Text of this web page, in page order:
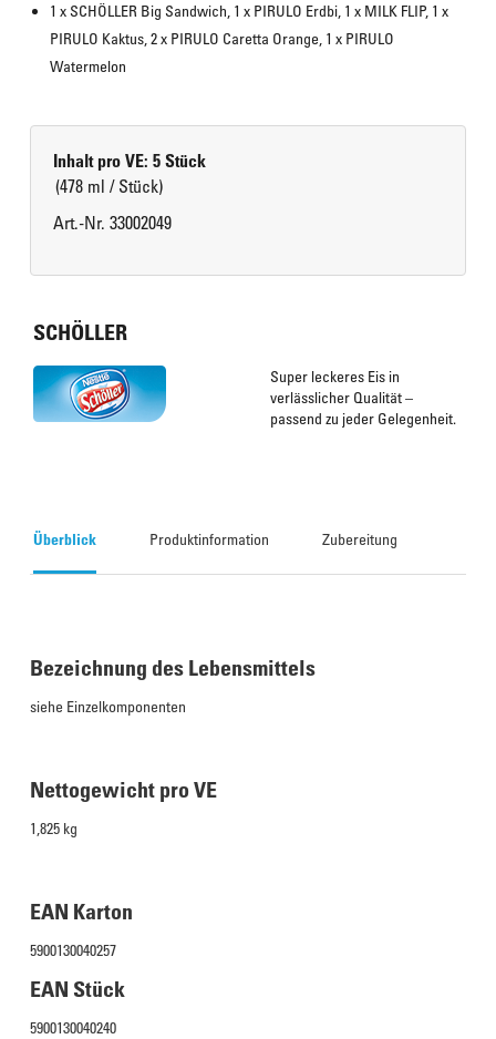
1 x SCHÖLLER Big Sandwich, 1 x PIRULO Erdbi, 1 x MILK FLIP, 1 x
PIRULO Kaktus, 2 x PIRULO Caretta Orange, 1 x PIRULO
Watermelon
Inhalt pro VE: 5 Stück
(478 ml / Stück)
Art.-Nr. 33002049
SCHÖLLER
Super leckeres Eis in
verlässlicher Qualität –
passend zu jeder Gelegenheit.
Überblick Produktinformation Zubereitung
Bezeichnung des Lebensmittels
siehe Einzelkomponenten
Nettogewicht pro VE
1,825 kg
EAN Karton
5900130040257
EAN Stück
5900130040240